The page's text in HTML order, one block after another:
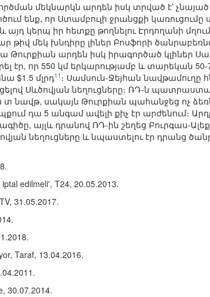
մեկնարկն արդեն իսկ տրված է՝ չնայած
ենք, որ Ստամբուլի ջրանցքի
կերպ իր հետքը թողնելու Էրդողանի
մեկ խնդիրը լիներ Բոսֆորի
արդեն իսկ իրագործած կլիներ
էր, որ 550 կմ երկարությամբ և տարեկան 50-
$1.5 մլրդ11 ։ Սամսուն-Ջեյհան նավթամուղը
Սևծովյան նեղուցները։ ՌԴ-ն
նավթ, սակայն Թուրքիան պահանջեց ոչ
դա 5 անգամ ավելի քիչ էր արժենում։
այլև դրանով ՌԴ-ին շեղեց Բուրգաս-
նեղուցները և նպաստելու էր դրանց
iptal edilmeli', T24, 20.05.2013.
31.05.2017.
Taraf, 13.04.2016.
30.07.2014.